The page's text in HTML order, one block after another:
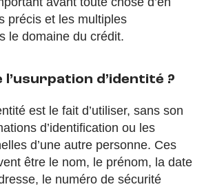
précis et les multiples
le domaine du crédit.
l’usurpation d’identité ?
est le fait d’utiliser, sans son
d’identification ou les
d’une autre personne. Ces
être le nom, le prénom, la date
le numéro de sécurité